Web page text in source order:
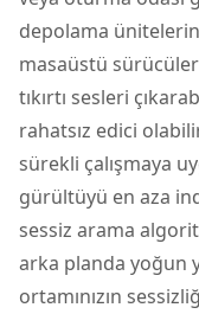
depolama
masaüstü
tıkırtı sesleri
rahatsız edici
sürekli çalışmaya
gürültüyü en aza
sessiz arama
arka planda yoğun
ortamınızın